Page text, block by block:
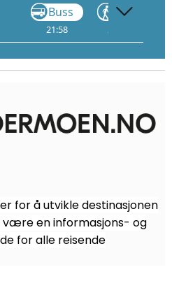
Buss
21:58
Gå
22:14
for å utvikle destinasjonen
være en informasjons- og
for alle reisende